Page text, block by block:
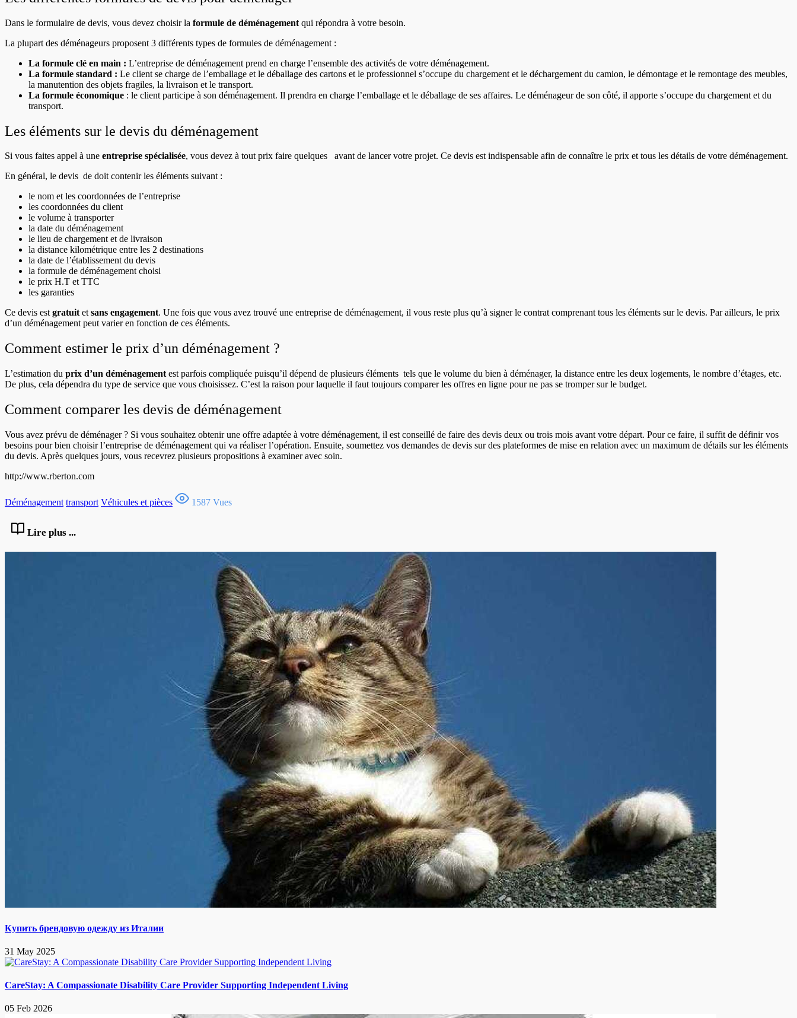
Dans le formulaire de devis, vous devez choisir la formule de déménagement qui répondra à votre besoin.
La plupart des déménageurs proposent 3 différents types de formules de déménagement :
La formule clé en main : L’entreprise de déménagement prend en charge l’ensemble des activités de votre déménagement.
La formule standard : Le client se charge de l’emballage et le déballage des cartons et le professionnel s’occupe du chargement et le déchargement du camion, le démontage et le remontage des meubles,
la manutention des objets fragiles, la livraison et le transport.
La formule économique : le client participe à son déménagement. Il prendra en charge l’emballage et le déballage de ses affaires. Le déménageur de son côté, il apporte s’occupe du chargement et du
transport.
Les éléments sur le devis du déménagement
Si vous faites appel à une entreprise spécialisée, vous devez à tout prix faire quelques avant de lancer votre projet. Ce devis est indispensable afin de connaître le prix et tous les détails de votre déménagement.
En général, le devis de doit contenir les éléments suivant :
le nom et les coordonnées de l’entreprise
les coordonnées du client
le volume à transporter
la date du déménagement
le lieu de chargement et de livraison
la distance kilométrique entre les 2 destinations
la date de l’établissement du devis
la formule de déménagement choisi
le prix H.T et TTC
les garanties
Ce devis estgratuitetsans engagement. Une fois que vous avez trouvé une entreprise de déménagement, il vous reste plus qu’à signer le contrat comprenant tous les éléments sur le devis. Par ailleurs, le prix
d’un déménagement peut varier en fonction de ces éléments.
Comment estimer le prix d’un déménagement ?
L’estimation du prix d’un déménagement est parfois compliquée puisqu’il dépend de plusieurs éléments tels que le volume du bien à déménager, la distance entre les deux logements, le nombre d’étages, etc.
De plus, cela dépendra du type de service que vous choisissez. C’est la raison pour laquelle il faut toujours comparer les offres en ligne pour ne pas se tromper sur le budget.
Comment comparer les devis de déménagement
Vous avez prévu de déménager ? Si vous souhaitez obtenir une offre adaptée à votre déménagement, il est conseillé de faire des devis deux ou trois mois avant votre départ. Pour ce faire, il suffit de définir vos
besoins pour bien choisir l’entreprise de déménagement qui va réaliser l’opération. Ensuite, soumettez vos demandes de devis sur des plateformes de mise en relation avec un maximum de détails sur les éléments
du devis. Après quelques jours, vous recevrez plusieurs propositions à examiner avec soin.
http://www.rberton.com
Déménagement transport Véhicules et pièces 1587 Vues
Lire plus ...
Купить брендовую одежду из Италии
31 May 2025
CareStay: A Compassionate Disability Care Provider Supporting Independent Living
05 Feb 2026